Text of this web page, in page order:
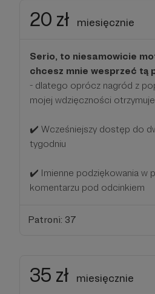
20 zł miesięcznie
Serio, to niesamowicie
chcesz mnie wesprzeć tą
- dlatego oprócz nagród z
mojej wdzięczności
✔️ Wcześniejszy dostęp do
tygodniu
✔️ Imienne podziękowania w
komentarzu pod odcinkiem
Patroni: 37
35 zł miesięcznie